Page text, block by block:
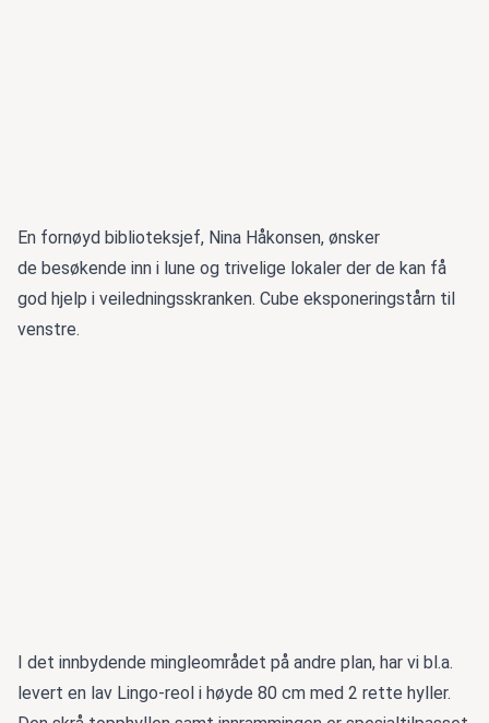
En fornøyd biblioteksjef, Nina Håkonsen, ønsker
de besøkende inn i lune og trivelige lokaler der de kan få
god hjelp i veiledningsskranken. Cube eksponeringstårn til
venstre.
I det innbydende mingleområdet på andre plan, har vi bl.a.
levert en lav Lingo-reol i høyde 80 cm med 2 rette hyller.